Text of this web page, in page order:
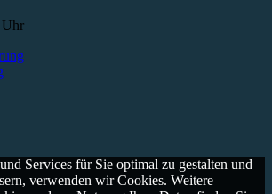
Uhr
Services für Sie optimal zu gestalten und
verwenden wir Cookies. Weitere